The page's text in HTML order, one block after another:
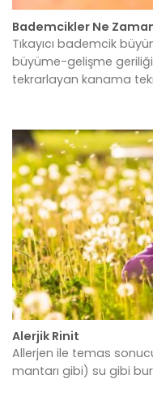
Bademcikler Ne
Tıkayıcı bademcik
büyüme-gelişme
tekrarlayan kanama
Alerjik Rinit
Allerjen ile temas
mantarı gibi) su gibi